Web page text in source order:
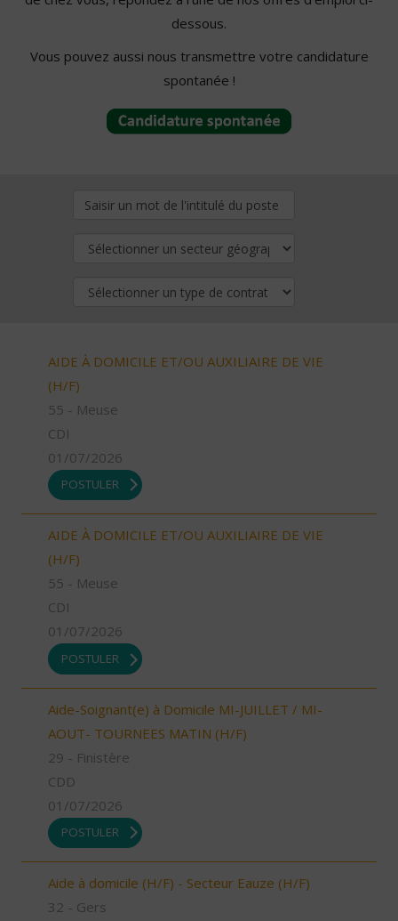
dessous.
Vous pouvez aussi nous transmettre votre candidature
spontanée !
AIDE À DOMICILE ET/OU AUXILIAIRE DE VIE
(H/F)
55 - Meuse
CDI
01/07/2026
POSTULER
AIDE À DOMICILE ET/OU AUXILIAIRE DE VIE
(H/F)
55 - Meuse
CDI
01/07/2026
POSTULER
Aide-Soignant(e) à Domicile MI-JUILLET / MI-
AOUT- TOURNEES MATIN (H/F)
29 - Finistère
CDD
01/07/2026
POSTULER
Aide à domicile (H/F) - Secteur Eauze (H/F)
32 - Gers